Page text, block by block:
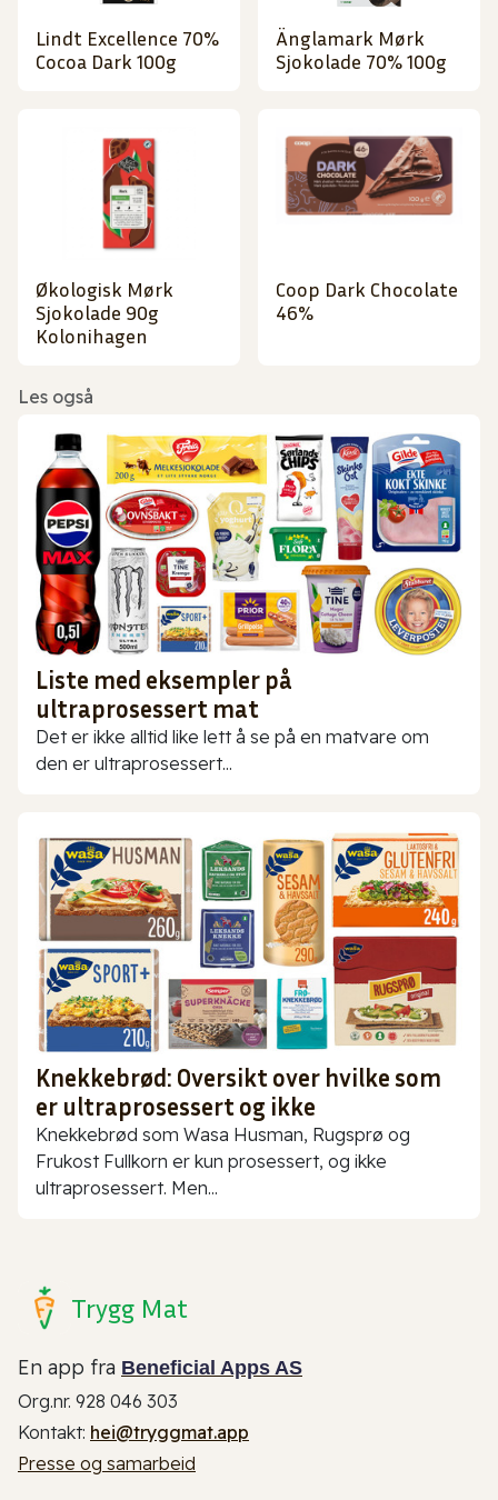
Lindt Excellence 70%
Cocoa Dark 100g
Änglamark Mørk
Sjokolade 70% 100g
Økologisk Mørk
Sjokolade 90g
Kolonihagen
Coop Dark Chocolate
46%
Les også
Liste med eksempler på
ultraprosessert mat
Det er ikke alltid like lett å se på en matvare om
den er ultraprosessert...
Knekkebrød: Oversikt over hvilke som
er ultraprosessert og ikke
Knekkebrød som Wasa Husman, Rugsprø og
Frukost Fullkorn er kun prosessert, og ikke
ultraprosessert. Men...
Trygg Mat
En app fra Beneficial Apps AS
Org.nr. 928 046 303
Kontakt: hei@tryggmat.app
Presse og samarbeid